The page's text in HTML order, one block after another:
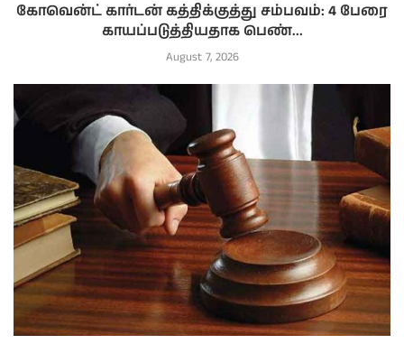
கோவென்ட் கார்டன் கத்திக்குத்து சம்பவம்: 4 பேரை
காயப்படுத்தியதாக பெண்...
August 7, 2026